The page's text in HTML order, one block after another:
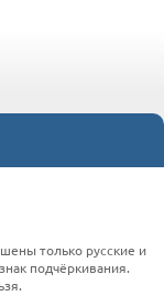
только русские и
подчёркивания.